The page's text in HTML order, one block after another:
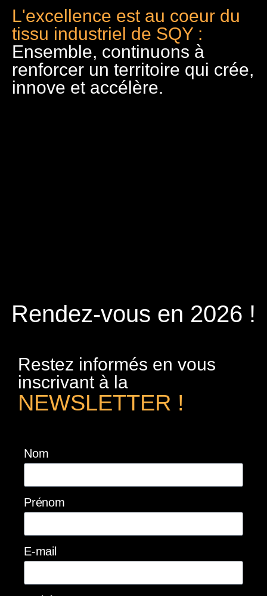
L'excellence est au coeur du
tissu industriel de SQY :
Ensemble, continuons à
renforcer un territoire qui crée,
innove et accélère.
Rendez-vous en 2026 !
Restez informés en vous
inscrivant à la
NEWSLETTER !
Nom
Prénom
E-mail